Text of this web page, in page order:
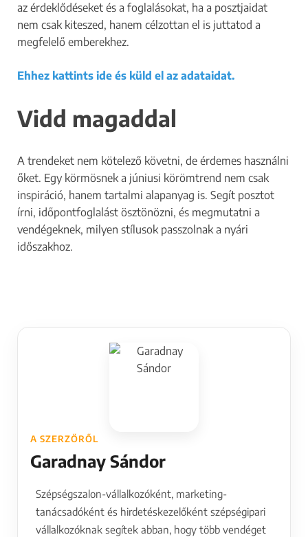
az érdeklődéseket és a foglalásokat, ha a posztjaidat
nem csak kiteszed, hanem célzottan el is juttatod a
megfelelő emberekhez.
Ehhez kattints ide és küld el az adataidat.
Vidd magaddal
A trendeket nem kötelező követni, de érdemes használni
őket. Egy körmösnek a júniusi körömtrend nem csak
inspiráció, hanem tartalmi alapanyag is. Segít posztot
írni, időpontfoglalást ösztönözni, és megmutatni a
vendégeknek, milyen stílusok passzolnak a nyári
időszakhoz.
A SZERZŐRŐL
Garadnay Sándor
Szépségszalon-vállalkozóként, marketing-
tanácsadóként és hirdetéskezelőként szépségipari
vállalkozóknak segítek abban, hogy több vendéget